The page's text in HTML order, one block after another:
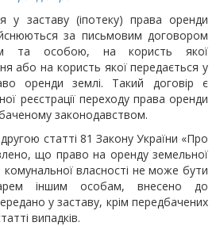
у заставу (іпотеку) права оренди
за письмовим договором
та особою, на користь якої
або на користь якої передається у
оренди землі. Такий договір є
реєстрації переходу права оренди
законодавством.
статті 81 Закону України «Про
що право на оренду земельної
власності не може бути
іншим особам, внесено до
у заставу, крім передбачених
випадків.